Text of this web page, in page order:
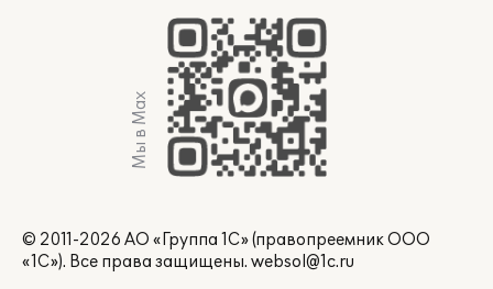
Мы в Max
© 2011-2026 АО «Группа 1С» (правопреемник ООО
«1С»). Все права защищены. websol@1c.ru